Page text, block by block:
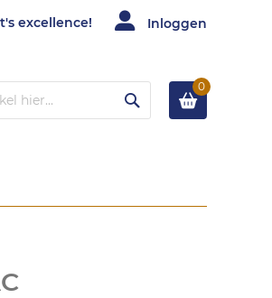
excellence! Inloggen
0